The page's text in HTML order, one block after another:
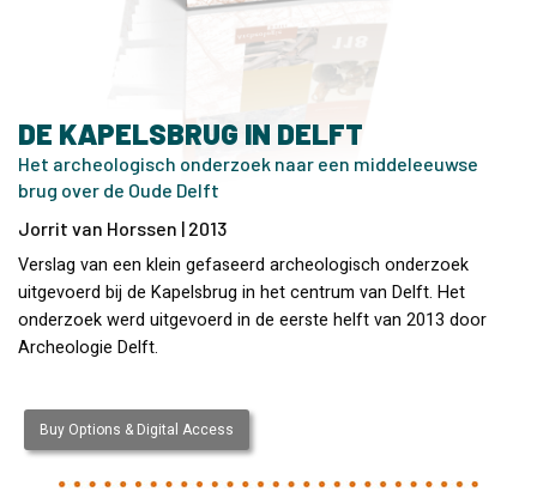
DE KAPELSBRUG IN DELFT
Het archeologisch onderzoek naar een middeleeuwse
brug over de Oude Delft
Jorrit van Horssen | 2013
Verslag van een klein gefaseerd archeologisch onderzoek
uitgevoerd bij de Kapelsbrug in het centrum van Delft. Het
onderzoek werd uitgevoerd in de eerste helft van 2013 door
Archeologie Delft.
Buy Options & Digital Access